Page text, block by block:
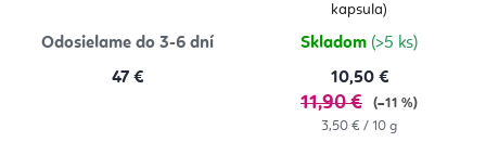
hviezdičiek.
Odosielame do 3-6 dní
47 €
kapsula)
Skladom (>5 ks)
10,50 €
11,90 €
(–11 %)
Jednotková
3,50 € / 10 g